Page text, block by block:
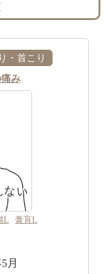
・首こり
み
L 膏肓L
月